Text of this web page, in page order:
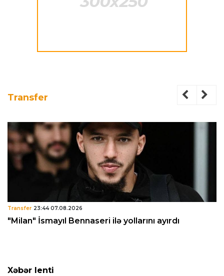
Transfer
Transfer 23:44 07.08.2026
"Milan" İsmayıl Bennaseri ilə yollarını ayırdı
Xəbər lenti